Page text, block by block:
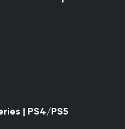
| PS4/PS5